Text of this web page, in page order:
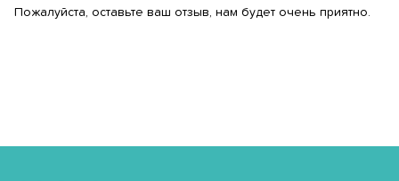
Пожалуйста, оставьте ваш отзыв, нам будет очень приятно.